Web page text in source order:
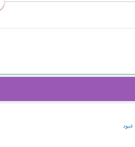
عبود